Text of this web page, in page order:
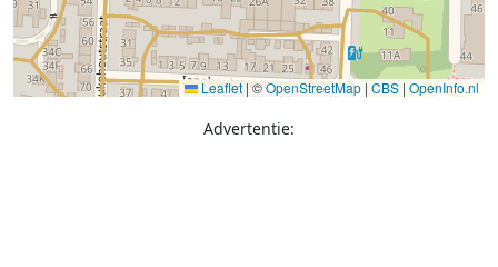
Leaflet|©OpenStreetMap | CBS | OpenInfo.nl
Advertentie: